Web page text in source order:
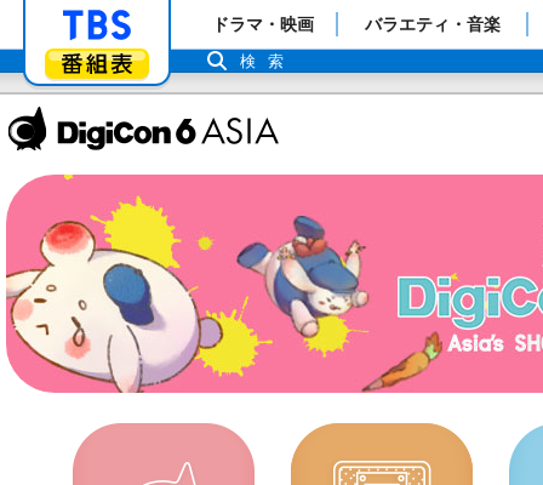
「TBSテレビ」トップページ
番組表
ドラマ・映画 バラエティ・音楽
検索